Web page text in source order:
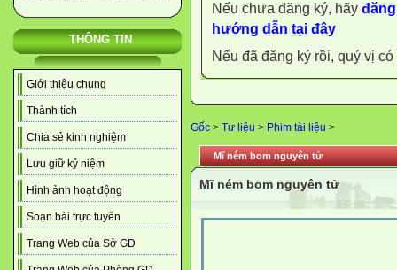
THÔNG TIN
Giới thiệu chung
Thành tích
Chia sẻ kinh nghiệm
Lưu giữ kỷ niệm
Hình ảnh hoạt động
Soạn bài trực tuyến
Trang Web của Sở GD
Nếu chưa đăng ký, hãy
hướng dẫn tại đây
Nếu đã đăng ký rồi, quý vị
Gốc > Tư liệu > Phim tài liệu >
Mĩ ném bom nguyên tử
Mĩ ném bom nguyên tử